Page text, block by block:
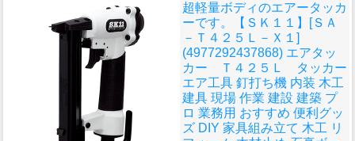
超軽量ボディのエアータッカ
ーです。
【ＳＫ１１】[ＳＡ
－Ｔ４２５Ｌ－Ｘ１]
(4977292437868) エアタッ
カー Ｔ４２５Ｌ タッカー
エア工具 釘打ち機 内装 木工
建具 現場 作業 建設 建築 プ
ロ 業務用 おすすめ 便利グッ
ズ DIY 家具組み立て 木工 リ